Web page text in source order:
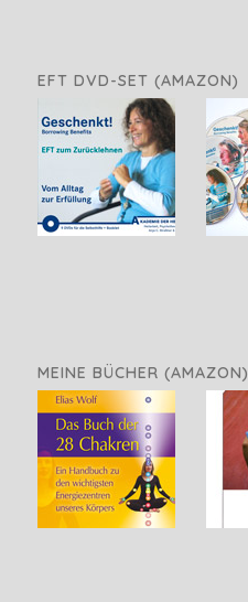
EFT DVD-SET (AMAZON)
MEINE BÜCHER (AMAZON)